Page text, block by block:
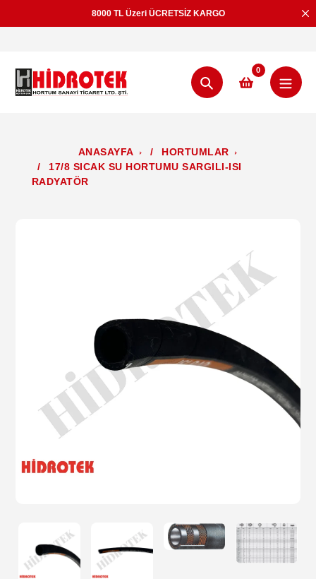
geç
8000 TL Üzeri ÜCRETSİZ KARGO
Aramak
0
ANASAYFA /
HORTUMLAR
/
17/8 SICAK SU HORTUMU SARGILI-ISI
RADYATÖR